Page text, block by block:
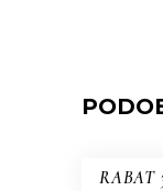
RABAT